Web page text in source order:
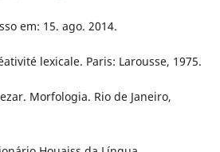
em: 15. ago. 2014.
lexicale. Paris: Larousse, 1975.
Morfologia. Rio de Janeiro,